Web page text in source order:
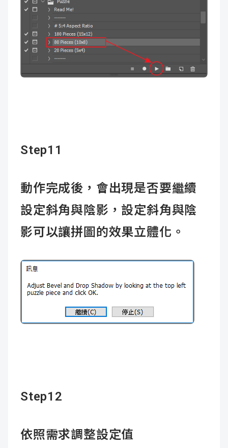
Step11
動作完成後，會出現是否要繼續
設定斜角與陰影，設定斜角與陰
影可以讓拼圖的效果立體化。
Step12
依照需求調整設定值